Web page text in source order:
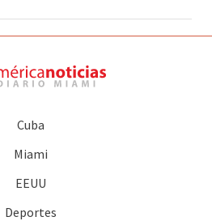
Cuba
Miami
EEUU
Deportes